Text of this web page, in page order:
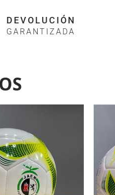
DEVOLUCIÓN
GARANTIZADA